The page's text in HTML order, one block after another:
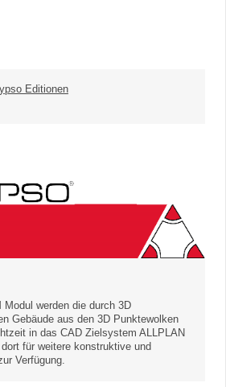
Editionen
werden die durch 3D
Gebäude aus den 3D Punktewolken
in das CAD Zielsystem ALLPLAN
für weitere konstruktive und
Verfügung.